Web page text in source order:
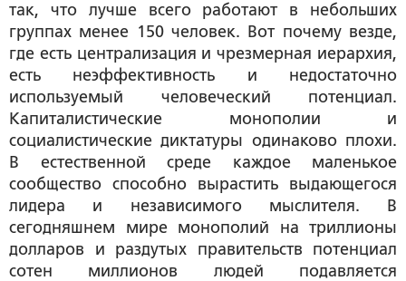
так, что лучше всего работают в небольших
группах менее 150 человек. Вот почему везде,
где есть централизация и чрезмерная иерархия,
есть неэффективность и недостаточно
используемый человеческий потенциал.
Капиталистические монополии и
социалистические диктатуры одинаково плохи.
В естественной среде каждое маленькое
сообщество способно вырастить выдающегося
лидера и независимого мыслителя. В
сегодняшнем мире монополий на триллионы
долларов и раздутых правительств потенциал
сотен миллионов людей подавляется